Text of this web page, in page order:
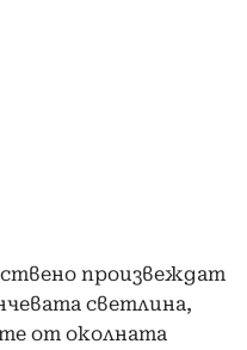
произвеждат
светлина,
от околната